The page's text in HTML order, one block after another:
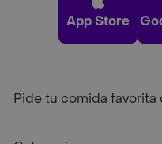
App Store
Pide tu comida favorita